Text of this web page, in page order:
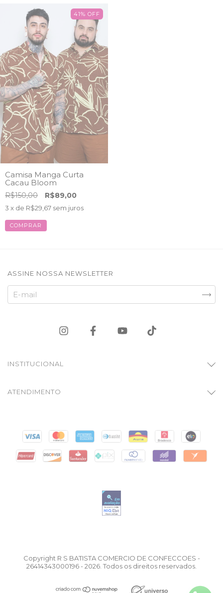
41% OFF
Camisa Manga Curta
Cacau Bloom
R$150,00 R$89,00
3 x de R$29,67 sem juros
COMPRAR
ASSINE NOSSA NEWSLETTER
INSTITUCIONAL
ATENDIMENTO
Copyright R S BATISTA COMERCIO DE CONFECCOES -
26414343000196 - 2026. Todos os direitos reservados.